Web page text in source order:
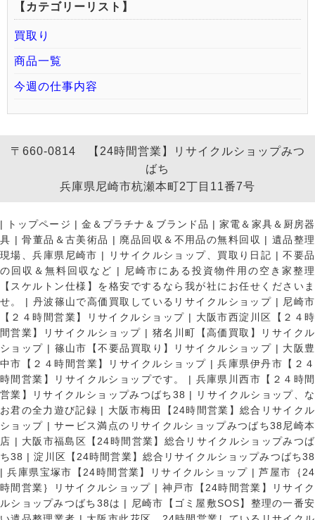
【カテゴリーリスト】
買取り
商品一覧
今週の仕事内容
〒660-0814 【24時間営業】リサイクルショップみつ
ばち
兵庫県尼崎市杭瀬本町2丁目11番7号
| トップページ | 金＆プラチナ＆ブランド品 |家電＆家具＆厨房器
具 |骨董品＆古美術品 | 廃品回収＆不用品の無料回収 | 遺品整理
現場、兵庫県尼崎市 | リサイクルショップ、買取り日記 |不要品
の回収＆無料回収など |
尼崎市にある投資物件用の空き家整理
【スケルトン仕様】を格安でするなら我が社にお任せくださいま
せ。
| 丹波篠山で高価買取しているリサイクルショップ | 尼崎市
【２４時間営業】リサイクルショップ | 大阪市西淀川区【２４時
間営業】リサイクルショップ | 猪名川町【高価買取】リサイクル
ショップ | 篠山市【不要品買取り】リサイクルショップ | 大阪豊
中市【２４時間営業】リサイクルショップ |兵庫県伊丹市【２４
時間営業】リサイクルショップです。
| 兵庫県川西市【２４時間
営業】リサイクルショップみつばち38 |
リサイクルショップ、な
お君の全力遊び記録 | 大阪市梅田【24時間営業】総合リサイクル
ショップ |サービス満点のリサイクルショップみつばち38尼崎本
店 | 大阪市福島区【24時間営業】総合リサイクルショップみつば
ち38 |淀川区【24時間営業】総合リサイクルショップみつばち38
|兵庫県宝塚市【24時間営業】リサイクルショップ |芦屋市｛24
時間営業｝リサイクルショップ | 神戸市【24時間営業】リサイク
ルショップみつばち38は |
尼崎市【ゴミ屋敷SOS】整理の一番安